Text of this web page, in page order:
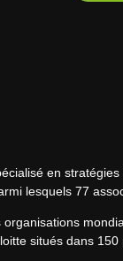
en
lesquels 77
situés dans 150